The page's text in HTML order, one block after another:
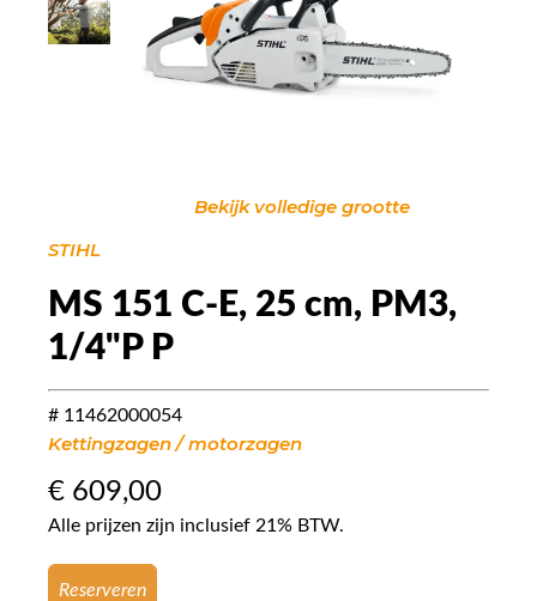
Bekijk volledige grootte
STIHL
MS 151 C-E, 25 cm, PM3,
1/4"P P
# 11462000054
Kettingzagen / motorzagen
€ 609,00
Alle prijzen zijn inclusief 21% BTW.
Reserveren